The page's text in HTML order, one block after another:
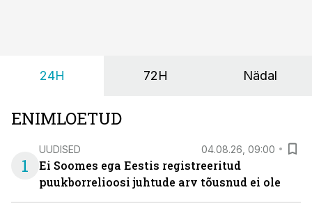
24H 72H Nädal
ENIMLOETUD
1
UUDISED 04.08.26, 09:00
Ei Soomes ega Eestis registreeritud
puukborrelioosi juhtude arv tõusnud ei ole